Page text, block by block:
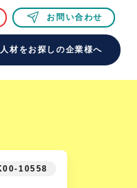
お問い合わせ
人材をお探しの企業様へ
10558